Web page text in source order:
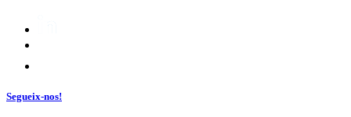
Segueix-nos!